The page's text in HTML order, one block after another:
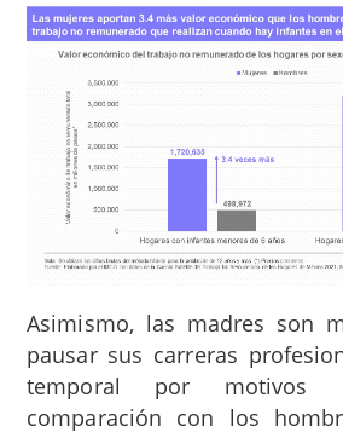
Asimismo, las madres son
pausar sus carreras
temporal por motivos
comparación con los